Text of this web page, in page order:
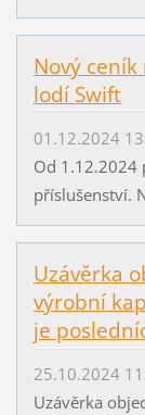
Nový
lodí Swift
01.12.2024
Od 1.12.2024
příslušenství.
Uzávěrka
výrobní
je
25.10.2024
Uzávěrka